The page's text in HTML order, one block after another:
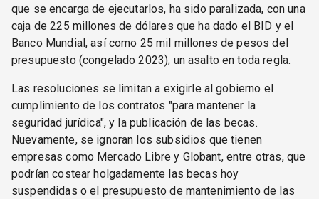
que se encarga de ejecutarlos, ha sido paralizada, con una
caja de 225 millones de dólares que ha dado el BID y el
Banco Mundial, así como 25 mil millones de pesos del
presupuesto (congelado 2023); un asalto en toda regla.
Las resoluciones se limitan a exigirle al gobierno el
cumplimiento de los contratos "para mantener la
seguridad jurídica", y la publicación de las becas.
Nuevamente, se ignoran los subsidios que tienen
empresas como Mercado Libre y Globant, entre otras, que
podrían costear holgadamente las becas hoy
suspendidas o el presupuesto de mantenimiento de las